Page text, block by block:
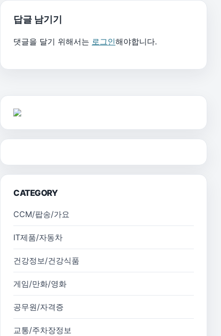
답글 남기기
댓글을 달기 위해서는 로그인해야합니다.
CATEGORY
CCM/팝송/가요
IT제품/자동차
건강정보/건강식품
게임/만화/영화
공무원/자격증
교통/주차장정보